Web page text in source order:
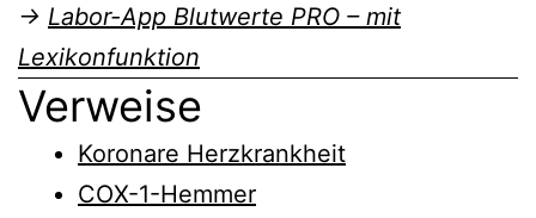
→ Labor-App Blutwerte PRO – mit
Lexikonfunktion
Verweise
Koronare Herzkrankheit
COX-1-Hemmer